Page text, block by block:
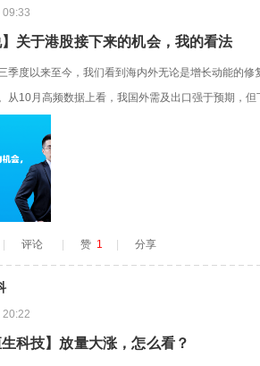
09:33
】关于港股接下来的机会，我的看法
季度以来至今，我们看到海内外无论是增长动能的
从10月高频数据上看，我国外需及出口强于预期，
们认为，现下最为关键的在于实体经济弱复苏格局
财政增发一万...
| 评论 | 赞 1 | 分享
20:22
科技】放量大涨，怎么看？